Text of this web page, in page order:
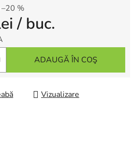
–20 %
/ buc.
ADAUGĂ ÎN COŞ
Vizualizare